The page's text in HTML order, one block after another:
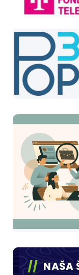
NAŠA